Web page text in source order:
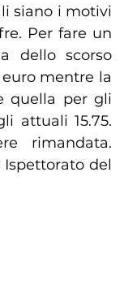
siano i motivi
Per fare un
dello scorso
mentre la
quella per gli
attuali 15.75.
rimandata.
del